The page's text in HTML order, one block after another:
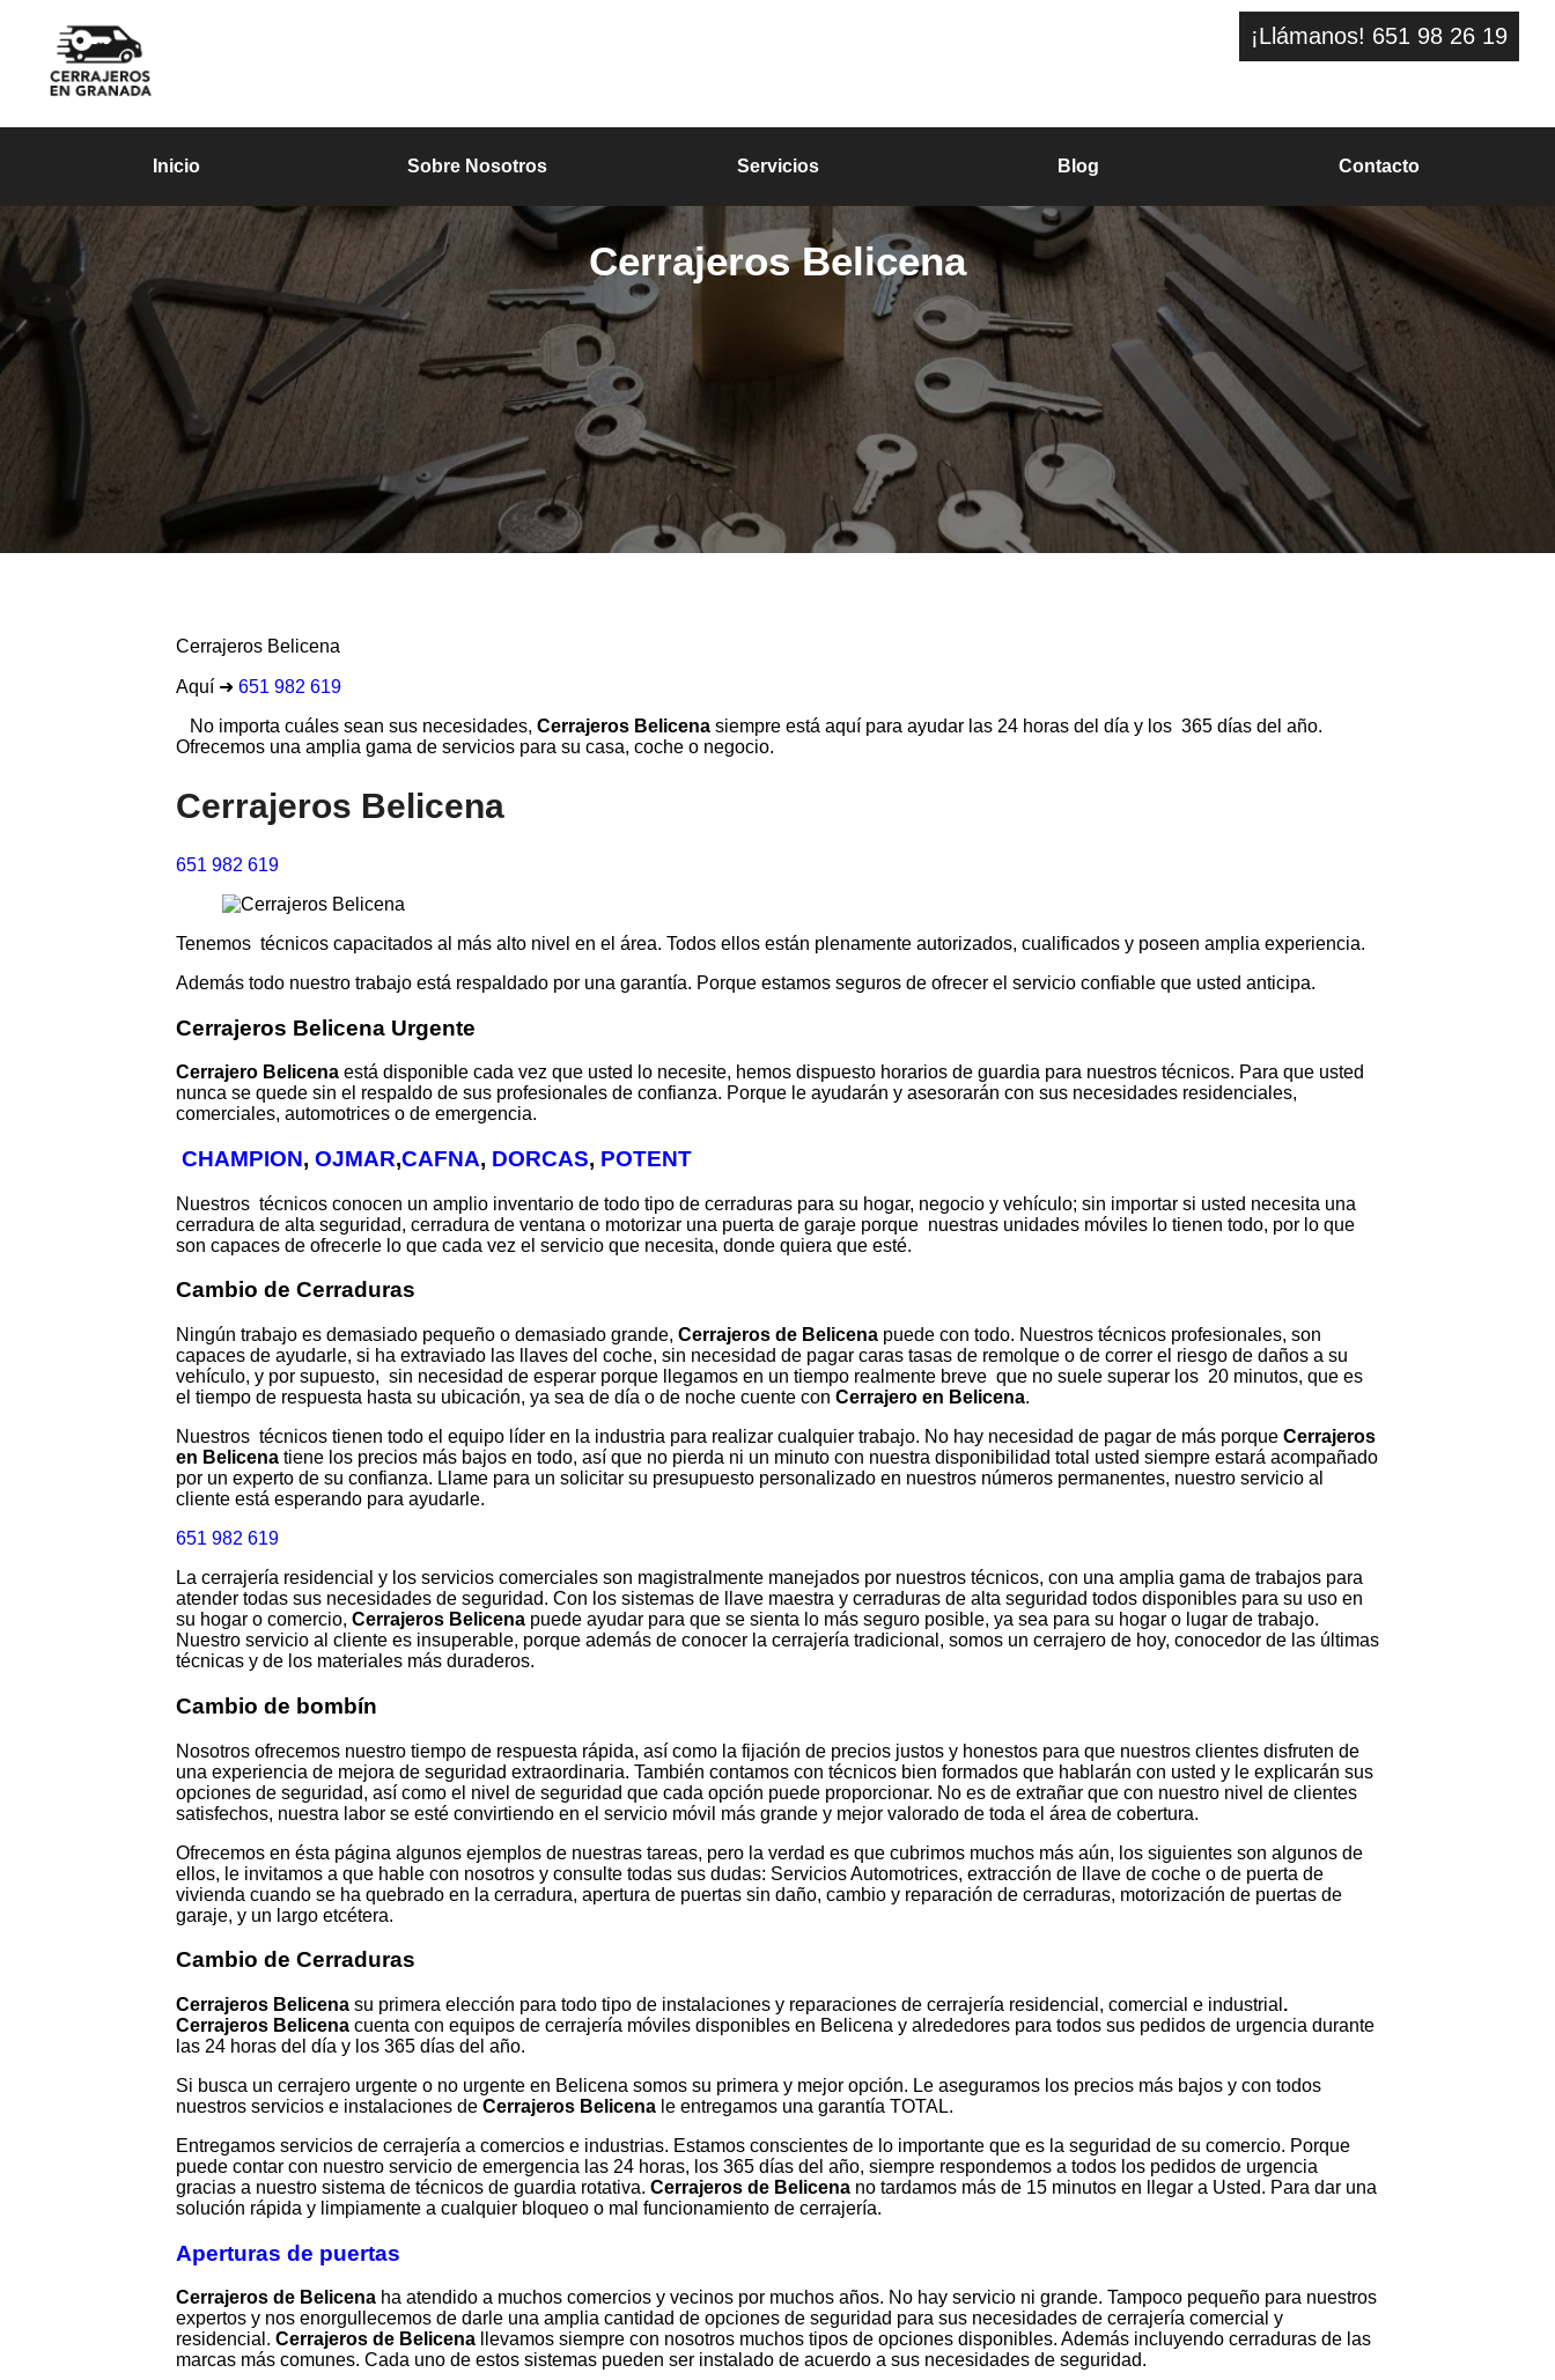
¡Llámanos! 651 98 26 19
Inicio Sobre Nosotros Servicios Blog Contacto
Cerrajeros Belicena
Cerrajeros Belicena
Aquí ➜ 651 982 619
No importa cuáles sean sus necesidades, Cerrajeros Belicena siempre está aquí para ayudar las 24 horas del día y los 365 días del año.
Ofrecemos una amplia gama de servicios para su casa, coche o negocio.
Cerrajeros Belicena
651 982 619
Tenemos técnicos capacitados al más alto nivel en el área. Todos ellos están plenamente autorizados, cualificados y poseen amplia experiencia.
Además todo nuestro trabajo está respaldado por una garantía. Porque estamos seguros de ofrecer el servicio confiable que usted anticipa.
Cerrajeros Belicena Urgente
Cerrajero Belicena está disponible cada vez que usted lo necesite, hemos dispuesto horarios de guardia para nuestros técnicos. Para que usted
nunca se quede sin el respaldo de sus profesionales de confianza. Porque le ayudarán y asesorarán con sus necesidades residenciales,
comerciales, automotrices o de emergencia.
CHAMPION, OJMAR,CAFNA, DORCAS, POTENT
Nuestros técnicos conocen un amplio inventario de todo tipo de cerraduras para su hogar, negocio y vehículo; sin importar si usted necesita una
cerradura de alta seguridad, cerradura de ventana o motorizar una puerta de garaje porque nuestras unidades móviles lo tienen todo, por lo que
son capaces de ofrecerle lo que cada vez el servicio que necesita, donde quiera que esté.
Cambio de Cerraduras
Ningún trabajo es demasiado pequeño o demasiado grande, Cerrajeros de Belicena puede con todo. Nuestros técnicos profesionales, son
capaces de ayudarle, si ha extraviado las llaves del coche, sin necesidad de pagar caras tasas de remolque o de correr el riesgo de daños a su
vehículo, y por supuesto, sin necesidad de esperar porque llegamos en un tiempo realmente breve que no suele superar los 20 minutos, que es
el tiempo de respuesta hasta su ubicación, ya sea de día o de noche cuente con Cerrajero en Belicena.
Nuestros técnicos tienen todo el equipo líder en la industria para realizar cualquier trabajo. No hay necesidad de pagar de más porque Cerrajeros
en Belicena tiene los precios más bajos en todo, así que no pierda ni un minuto con nuestra disponibilidad total usted siempre estará acompañado
por un experto de su confianza. Llame para un solicitar su presupuesto personalizado en nuestros números permanentes, nuestro servicio al
cliente está esperando para ayudarle.
651 982 619
La cerrajería residencial y los servicios comerciales son magistralmente manejados por nuestros técnicos, con una amplia gama de trabajos para
atender todas sus necesidades de seguridad. Con los sistemas de llave maestra y cerraduras de alta seguridad todos disponibles para su uso en
su hogar o comercio, Cerrajeros Belicena puede ayudar para que se sienta lo más seguro posible, ya sea para su hogar o lugar de trabajo.
Nuestro servicio al cliente es insuperable, porque además de conocer la cerrajería tradicional, somos un cerrajero de hoy, conocedor de las últimas
técnicas y de los materiales más duraderos.
Cambio de bombín
Nosotros ofrecemos nuestro tiempo de respuesta rápida, así como la fijación de precios justos y honestos para que nuestros clientes disfruten de
una experiencia de mejora de seguridad extraordinaria. También contamos con técnicos bien formados que hablarán con usted y le explicarán sus
opciones de seguridad, así como el nivel de seguridad que cada opción puede proporcionar. No es de extrañar que con nuestro nivel de clientes
satisfechos, nuestra labor se esté convirtiendo en el servicio móvil más grande y mejor valorado de toda el área de cobertura.
Ofrecemos en ésta página algunos ejemplos de nuestras tareas, pero la verdad es que cubrimos muchos más aún, los siguientes son algunos de
ellos, le invitamos a que hable con nosotros y consulte todas sus dudas: Servicios Automotrices, extracción de llave de coche o de puerta de
vivienda cuando se ha quebrado en la cerradura, apertura de puertas sin daño, cambio y reparación de cerraduras, motorización de puertas de
garaje, y un largo etcétera.
Cambio de Cerraduras
Cerrajeros Belicena su primera elección para todo tipo de instalaciones y reparaciones de cerrajería residencial, comercial e industrial .
Cerrajeros Belicena cuenta con equipos de cerrajería móviles disponibles en Belicena y alrededores para todos sus pedidos de urgencia durante
las 24 horas del día y los 365 días del año.
Si busca un cerrajero urgente o no urgente en Belicena somos su primera y mejor opción. Le aseguramos los precios más bajos y con todos
nuestros servicios e instalaciones de Cerrajeros Belicena le entregamos una garantía TOTAL.
Entregamos servicios de cerrajería a comercios e industrias. Estamos conscientes de lo importante que es la seguridad de su comercio. Porque
puede contar con nuestro servicio de emergencia las 24 horas, los 365 días del año, siempre respondemos a todos los pedidos de urgencia
gracias a nuestro sistema de técnicos de guardia rotativa. Cerrajeros de Belicena no tardamos más de 15 minutos en llegar a Usted. Para dar una
solución rápida y limpiamente a cualquier bloqueo o mal funcionamiento de cerrajería.
Aperturas de puertas
Cerrajeros de Belicena ha atendido a muchos comercios y vecinos por muchos años. No hay servicio ni grande. Tampoco pequeño para nuestros
expertos y nos enorgullecemos de darle una amplia cantidad de opciones de seguridad para sus necesidades de cerrajería comercial y
residencial. Cerrajeros de Belicena llevamos siempre con nosotros muchos tipos de opciones disponibles. Además incluyendo cerraduras de las
marcas más comunes. Cada uno de estos sistemas pueden ser instalado de acuerdo a sus necesidades de seguridad.